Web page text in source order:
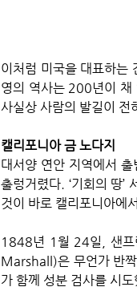
이처럼 미국을 대표하는
영의 역사는 200년이 채
사실상 사람의 발길이 전
캘리포니아 금 노다지
대서양 연안 지역에서
출렁거렸다. ‘기회의 땅
것이 바로 캘리포니아에
1848년 1월 24일, 샌프
Marshall)은 무언가 반
가 함께 성분 검사를 시